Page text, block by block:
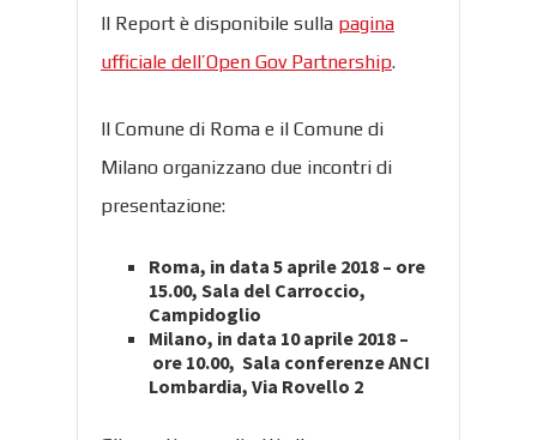
Il Report è disponibile sulla pagina
ufficiale dell’Open Gov Partnership.
Il Comune di Roma e il Comune di
Milano organizzano due incontri di
presentazione:
Roma, in data 5 aprile 2018 – ore
15.00, Sala del Carroccio,
Campidoglio
Milano, in data 10 aprile 2018 –
ore 10.00, Sala conferenze ANCI
Lombardia, Via Rovello 2